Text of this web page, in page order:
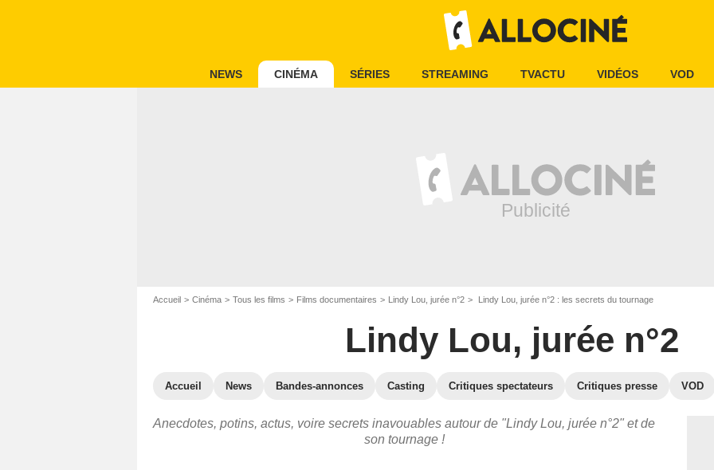
NEWS CINÉMA SÉRIES STREAMING TVACTU VIDÉOS VOD
Accueil Cinéma Tous les films Films documentaires Lindy Lou, jurée n°2 Lindy Lou, jurée n°2 : les secrets du tournage
Lindy Lou, jurée n°2
Accueil News Bandes-annonces Casting Critiques spectateurs Critiques presse VOD
Anecdotes, potins, actus, voire secrets inavouables autour de "Lindy Lou, jurée n°2" et de
son tournage !